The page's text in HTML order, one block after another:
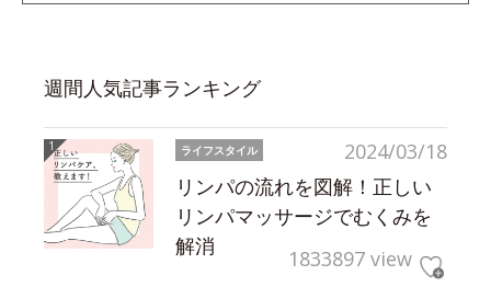
週間人気記事ランキング
2024/03/18
ライフスタイル
リンパの流れを図解！正しい
リンパマッサージでむくみを
解消
1833897 view